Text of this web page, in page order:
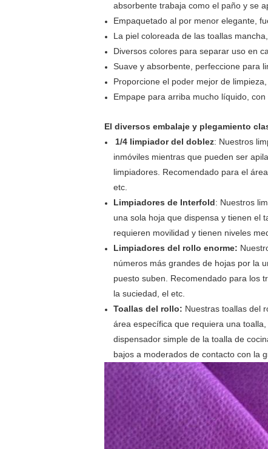
absorbente trabaja como el paño y se
Empaquetado al por menor elegante,
La piel coloreada de las toallas
Diversos colores para separar uso en
Suave y absorbente, perfeccione para
Proporcione el poder mejor de
Empape para arriba mucho líquido,
El diversos embalaje y
1/4 limpiador del doblez: Nuestros
inmóviles mientras que pueden ser
limpiadores. Recomendado para el
etc.
Limpiadores de Interfold: Nuestros
una sola hoja que dispensa y tienen el
requieren movilidad y tienen niveles
Limpiadores del rollo enorme:
números más grandes de hojas por la
puesto suben. Recomendado para los
la suciedad, el etc.
Toallas del rollo: Nuestras toallas del
área específica que requiera una
dispensador simple de la toalla de
bajos a moderados de contacto con la